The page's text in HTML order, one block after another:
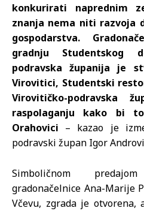
konkurirati naprednim
znanja nema niti razvoja
gospodarstva.
gradnju Studentskog
podravska županija je
Virovitici, Studentski
Virovitičko-podravska
raspolaganju kako bi
Orahovici – kazao je
podravski župan Igor
Simboličnom
gradonačelnice Ana-Marije
Včevu, zgrada je